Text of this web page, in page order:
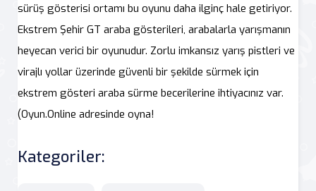
sürüş gösterisi ortamı bu oyunu daha ilginç hale getiriyor.
Ekstrem Şehir GT araba gösterileri, arabalarla yarışmanın
heyecan verici bir oyunudur. Zorlu imkansız yarış pistleri ve
virajlı yollar üzerinde güvenli bir şekilde sürmek için
ekstrem gösteri araba sürme becerilerine ihtiyacınız var.
(Oyun.Online adresinde oyna!
Kategoriler: